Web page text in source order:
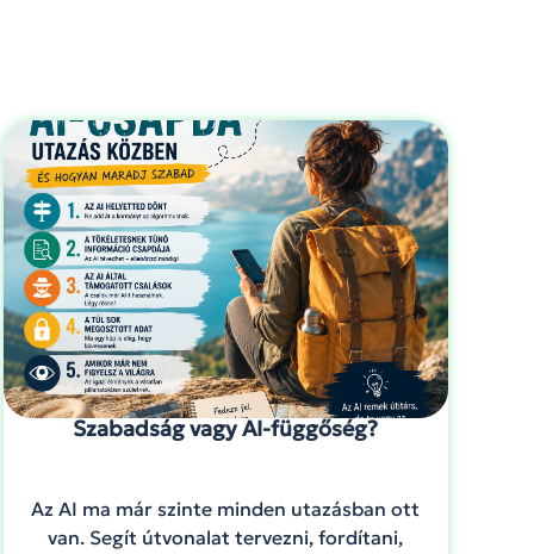
Szabadság vagy AI-függőség?
Az AI ma már szinte minden utazásban ott
van. Segít útvonalat tervezni, fordítani,